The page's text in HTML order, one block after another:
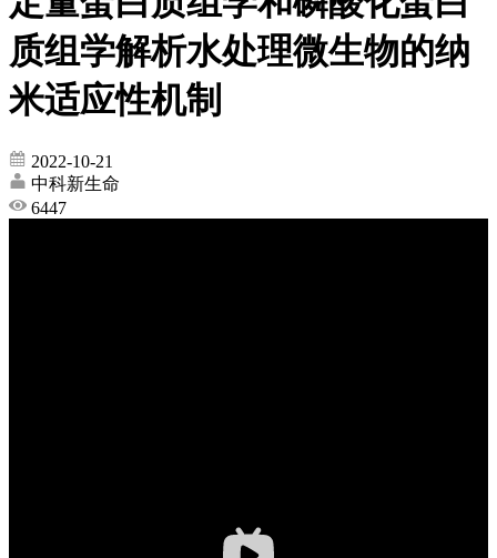
质组学解析水处理微生物的纳
米适应性机制
2022-10-21
中科新生命
6447